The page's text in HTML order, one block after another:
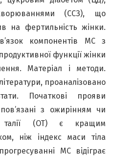
(ССЗ), що
на фертильність жінки.
компонентів МС з
функції жінки
Матеріал і методи.
проаналізовано
Початкові прояви
з ожирінням чи
талії (ОТ) є кращим
ніж індекс маси тіла
МС відіграє